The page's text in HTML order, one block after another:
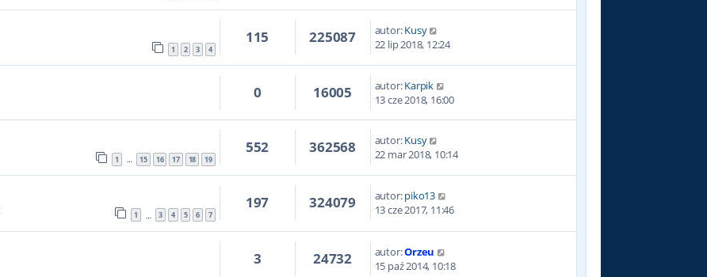
1 2 3 4
115 225087 autor:Kusy
22 lip 2018, 12:24
0 16005 autor:Karpik
13 cze 2018, 16:00
1 … 15 16 17 18 19
552 362568 autor:Kusy
22 mar 2018, 10:14
1 … 3 4 5 6 7
197 324079 autor:piko13
13 cze 2017, 11:46
3 24732 autor:Orzeu
15 paź 2014, 10:18